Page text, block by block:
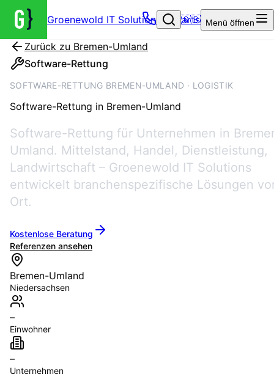
Groenewold IT Solutions – Startseite
🇬🇧 Menü öffnen
Zurück zu Bremen-Umland
Software-Rettung
SOFTWARE-RETTUNG BREMEN-UMLAND · LOGISTIK
Software-Rettung in Bremen-Umland
Software-Rettung für Unternehmen in
Umland. Mittelstand, Handel, Dienstleistung,
Landwirtschaft – Groenewold IT Solutions
entwickelt branchenspezifische Lösungen
Ort.
Kostenlose Beratung
Referenzen ansehen
Bremen-Umland
Niedersachsen
–
Einwohner
–
Unternehmen